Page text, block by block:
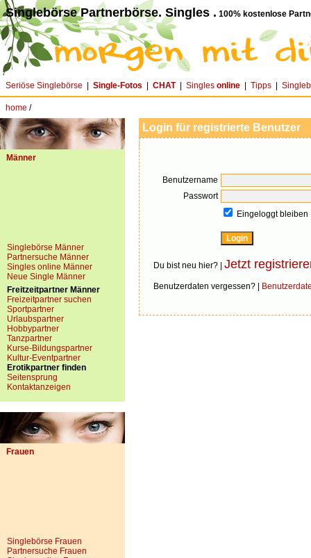
Singlebörse Partnerbörse. Singles . 100% kostenlose
Seriöse Singlebörse Single-Fotos CHAT| Singles online Tipps
home /
Männer
Singlebörse Männer
Partnersuche Männer
Singles online Männer
Neue Single Männer
Freitzeitpartner Männer
Freizeitpartner suchen
Sportpartner
Urlaubspartner
Hobbypartner
Tanzpartner
Kurse-Bildungspartner
Kultur-Eventpartner
Erotikpartner finden
Seitensprung
Kontaktanzeigen
Frauen
Singlebörse Frauen
Partnersuche Frauen
Login für registrierte Benutzer
Benutzername
Passwort
Eingeloggt bleiben
Du bist neu hier? | Jetzt
Benutzerdaten vergessen? |